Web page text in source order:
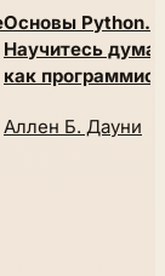
Основы Python.
Научитесь
как программист
Аллен Б. Дауни